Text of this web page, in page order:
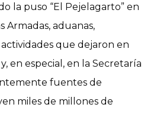
la puso “El Pejelagarto” en
Armadas, aduanas,
que dejaron en
en especial, en la Secretaría
fuentes de
miles de millones de